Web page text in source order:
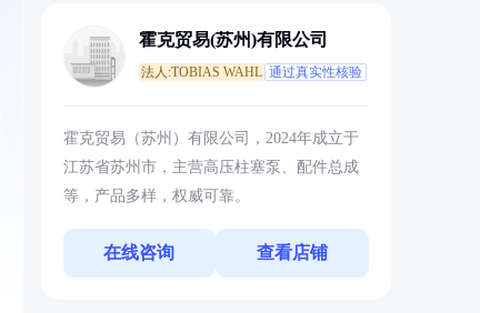
霍克贸易(苏州)有限公司
法人:TOBIAS WAHL 通过真实性核验
霍克贸易（苏州）有限公司，2024年成立于
江苏省苏州市，主营高压柱塞泵、配件总成
等，产品多样，权威可靠。
在线咨询 查看店铺